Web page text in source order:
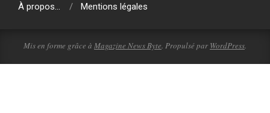
À propos… Mentions légales
Mis en forme grâce à Magazine News Byte. Propulsé par WordPress.